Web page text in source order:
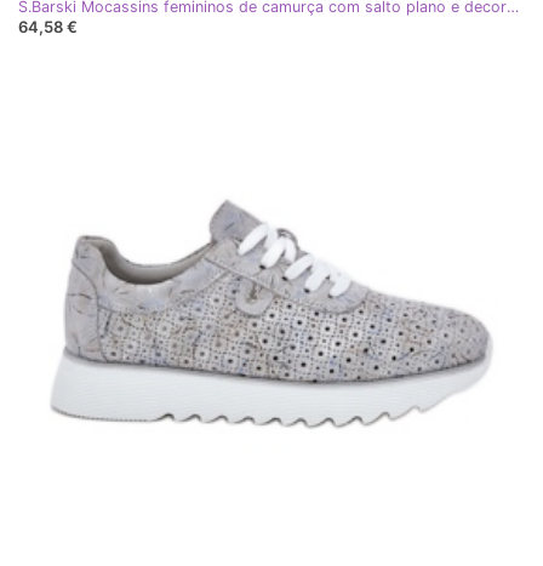
S.Barski Mocassins femininos de camurça com salto plano e decoração D&amp;A TW101 rosa sujo
64,58 €